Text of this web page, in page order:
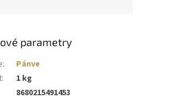
parametry
:
Pánve
:
1 kg
8680215491453